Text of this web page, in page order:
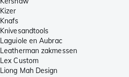
Kizer
Knafs
Knivesandtools
Laguiole en Aubrac
Leatherman zakmessen
Lex Custom
Liong Mah Design